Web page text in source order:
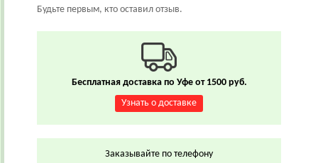
Будьте первым, кто оставил отзыв.
Бесплатная доставка по Уфе от 1500 руб.
Узнать о доставке
Заказывайте по телефону